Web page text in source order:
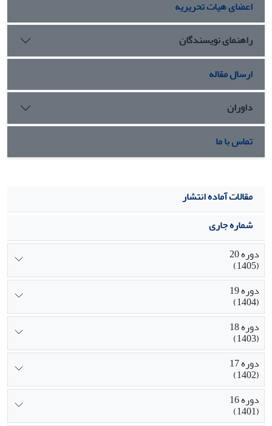
فرزندپروری به منظور افزایش پیشرفت تحصیلی و خودکارآمدی
در بین خانواده­ها پیشنهاد می­گردد.
اعضای هیات تحریریه
راهنمای نویسندگان
ارسال مقاله
داوران
تماس با ما
مقالات آماده انتشار
شماره جاری
دوره 20
(1405)
دوره 19
(1404)
دوره 18
(1403)
دوره 17
(1402)
دوره 16
(1401)